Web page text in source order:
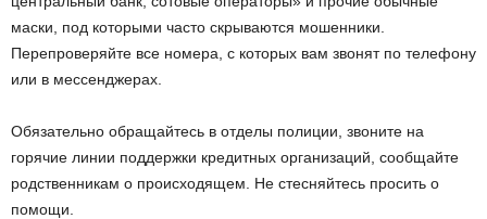
маски, под которыми часто скрываются мошенники.
Перепроверяйте все номера, с которых вам звонят по телефону
или в мессенджерах.
Обязательно обращайтесь в отделы полиции, звоните на
горячие линии поддержки кредитных организаций, сообщайте
родственникам о происходящем. Не стесняйтесь просить о
помощи.